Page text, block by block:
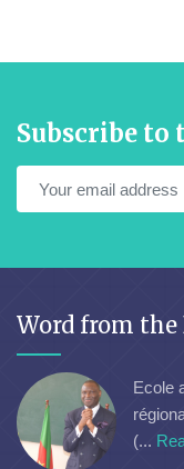
Subscribe to
Word from
Ecole
(...